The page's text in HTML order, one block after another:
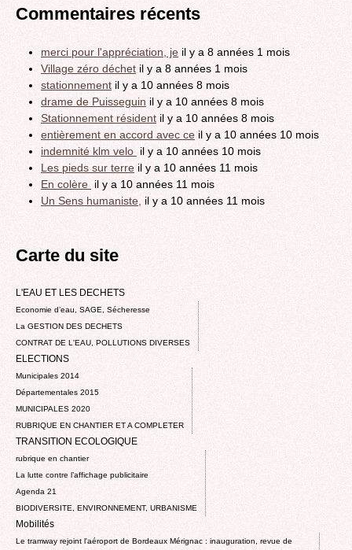
Commentaires récents
merci pour l'appréciation, je il y a 8 années 1 mois
Village zéro déchet il y a 8 années 1 mois
stationnement il y a 10 années 8 mois
drame de Puisseguin il y a 10 années 8 mois
Stationnement résident il y a 10 années 8 mois
entièrement en accord avec ce il y a 10 années 10 mois
indemnité klm velo il y a 10 années 10 mois
Les pieds sur terre il y a 10 années 11 mois
En colère il y a 10 années 11 mois
Un Sens humaniste, il y a 10 années 11 mois
Carte du site
L'EAU ET LES DECHETS
Economie d’eau, SAGE, Sécheresse
La GESTION DES DECHETS
CONTRAT DE L'EAU, POLLUTIONS DIVERSES
ELECTIONS
Municipales 2014
Départementales 2015
MUNICIPALES 2020
RUBRIQUE EN CHANTIER ET A COMPLETER
TRANSITION ECOLOGIQUE
rubrique en chantier
La lutte contre l’affichage publicitaire
Agenda 21
BIODIVERSITE, ENVIRONNEMENT, URBANISME
Mobilités
Le tramway rejoint l'aéroport de Bordeaux Mérignac : inauguration, revue de